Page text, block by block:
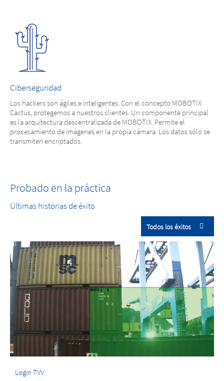
Ciberseguridad
Los hackers son ágiles e inteligentes. Con el concepto MOBOTIX
Cactus, protegemos a nuestros clientes. Un componente principal
es la arquitectura descentralizada de MOBOTIX. Permite el
procesamiento de imágenes en la propia cámara. Los datos sólo se
transmiten encriptados.
Probado en la práctica
Últimas historias de éxito
Todos los éxitos
Login TVV